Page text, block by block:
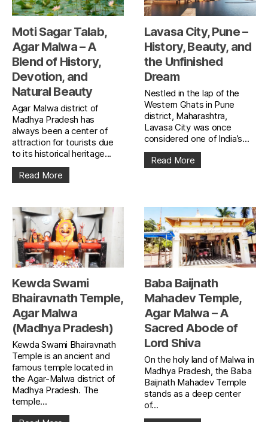
Moti Sagar Talab,
Agar Malwa – A
Blend of History,
Devotion, and
Natural Beauty
Agar Malwa district of
Madhya Pradesh has
always been a center of
attraction for tourists due
to its historical heritage...
Read More
Lavasa City, Pune –
History, Beauty, and
the Unfinished
Dream
Nestled in the lap of the
Western Ghats in Pune
district, Maharashtra,
Lavasa City was once
considered one of India’s...
Read More
Kewda Swami
Bhairavnath Temple,
Agar Malwa
(Madhya Pradesh)
Kewda Swami Bhairavnath
Temple is an ancient and
famous temple located in
the Agar-Malwa district of
Madhya Pradesh. The
temple...
Baba Baijnath
Mahadev Temple,
Agar Malwa – A
Sacred Abode of
Lord Shiva
On the holy land of Malwa in
Madhya Pradesh, the Baba
Baijnath Mahadev Temple
stands as a deep center
of...